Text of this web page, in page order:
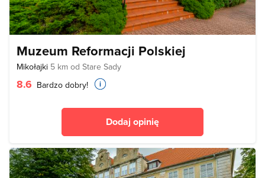
Muzeum Reformacji Polskiej
Mikołajki 5 km od Stare Sady
8.6 Bardzo dobry!
Dodaj opinię